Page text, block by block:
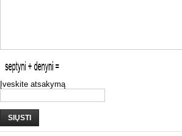
Įveskite atsakymą
SIŲSTI